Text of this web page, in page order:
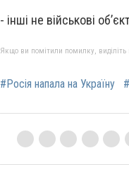
- інші не військові
Якщо ви помітили помилку, виділіть
#Росія напала на Україну